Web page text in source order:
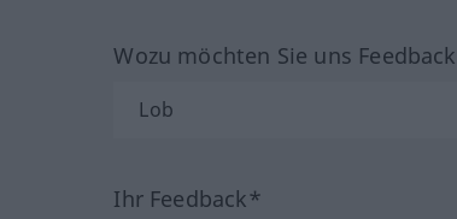
Wozu möchten Sie uns
Ihr Feedback*